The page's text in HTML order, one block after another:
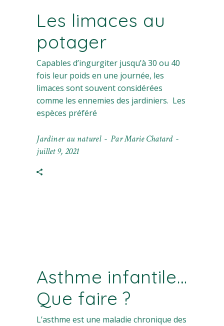
Les limaces au
potager
Capables d’ingurgiter jusqu’à 30 ou 40
fois leur poids en une journée, les
limaces sont souvent considérées
comme les ennemies des jardiniers. Les
espèces préféré
Jardiner au naturel ParMarie Chatard
juillet 9, 2021
Asthme infantile…
Que faire ?
L’asthme est une maladie chronique des